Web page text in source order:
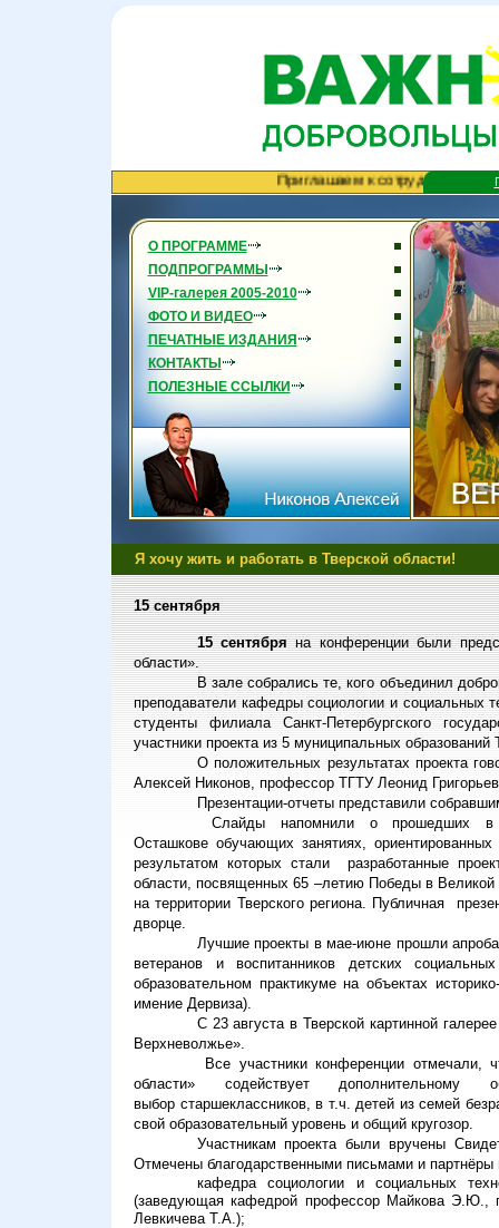
Приглашаем к сотрудничеству. Тел. (4822) 75-40-70
О ПРОГРАММЕ
ПОДПРОГРАММЫ
VIP-галерея 2005-2010
ФОТО И ВИДЕО
ПЕЧАТНЫЕ ИЗДАНИЯ
КОНТАКТЫ
ПОЛЕЗНЫЕ ССЫЛКИ
Я хочу жить и работать в Тверской области!
15 сентября
15 сентябряна конференции были
области».
В зале собрались те, кого объединил
преподаватели кафедры социологии и социальных
студенты филиала Санкт-Петербургского
участники проекта из 5 муниципальных образований
О положительных результатах проекта
Алексей Никонов, профессор ТГТУ Леонид
Презентации-отчеты представили
Слайды напомнили о прошедших
Осташкове обучающих занятиях,
результатом которых стали разработанные
области, посвященных 65 –летию Победы в Великой
на территории Тверского региона. Публичная
дворце.
Лучшие проекты в мае-июне прошли
ветеранов и воспитанников детских
образовательном практикуме на объектах
имение Дервиза).
С 23 августа в Тверской картинной
Верхневолжье».
Все участники конференции отмечали,
области» содействует дополнительному
выбор старшеклассников, в т.ч. детей из семей
свой образовательный уровень и общий кругозор.
Участникам проекта были вручены
Отмечены благодарственными письмами и партнёры
кафедра социологии и социальных
(заведующая кафедрой профессор Майкова Э.Ю.,
Левкичева Т.А.);